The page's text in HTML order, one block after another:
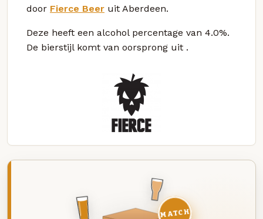
door Fierce Beer uit Aberdeen.
Deze heeft een alcohol percentage van 4.0%.
De bierstijl komt van oorsprong uit .
MATCH